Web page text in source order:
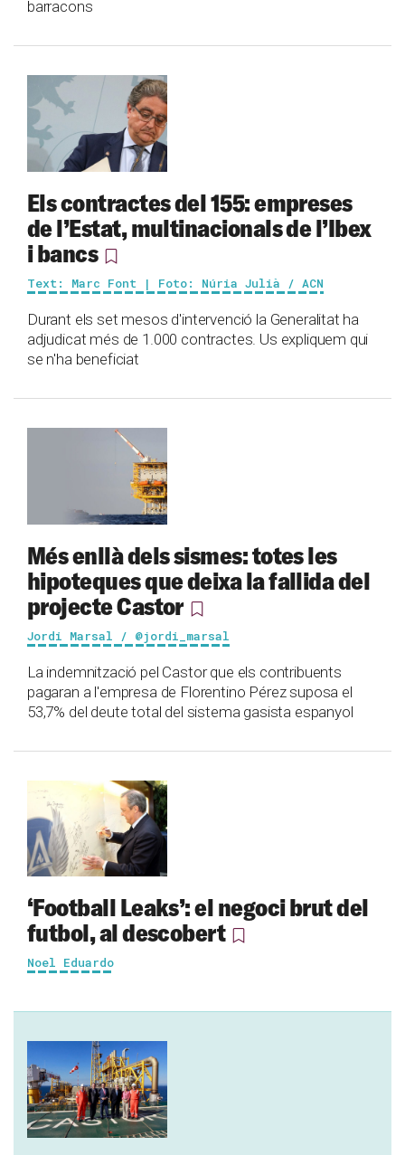
barracons
Els contractes del 155: empreses
de l’Estat, multinacionals de l’Ibex
i bancs
Text: Marc Font | Foto: Núria Julià / ACN
Durant els set mesos d'intervenció la Generalitat ha
adjudicat més de 1.000 contractes. Us expliquem qui
se n'ha beneficiat
Més enllà dels sismes: totes les
hipoteques que deixa la fallida del
projecte Castor
Jordi Marsal / @jordi_marsal
La indemnització pel Castor que els contribuents
pagaran a l'empresa de Florentino Pérez suposa el
53,7% del deute total del sistema gasista espanyol
‘Football Leaks’: el negoci brut del
futbol, al descobert
Noel Eduardo